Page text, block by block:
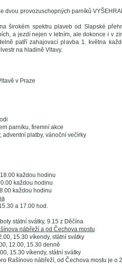
dvou provozuschopných parníků
širokém spektru plaveb od Slapské
a jezdí nejen v letním, ale dokonce i v
patří zahajovací plavba 1. května
na hladině Vltavy.
v Praze
parníku, firemní akce
adventní platby, vánoční večírky
každou hodinu
každou hodinu
každou hodinu
a 17.00 hod.
státní svátky, 9.15 z Děčína
nábřeží a od Čechova mostu
15.30 víkendy, státní svátky
12.00, 15.30 denně
15.30 víkendy, státní svátky
Rašínovo nábřeží, od Čechova mostu je o